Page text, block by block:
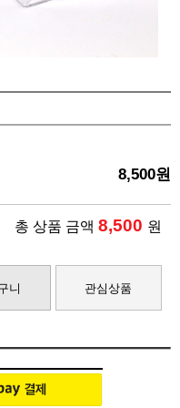
8,500원
총 상품 금액 8,500 원
니 관심상품